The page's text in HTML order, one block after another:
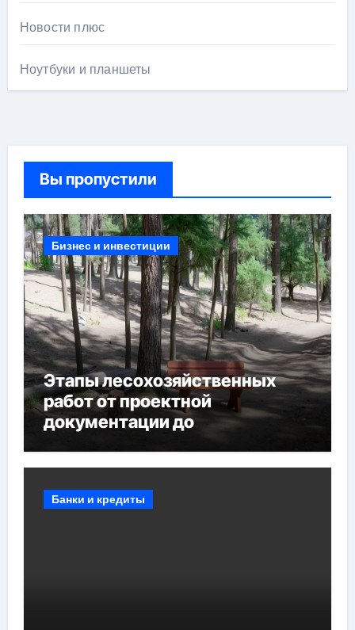
Новости плюс
Ноутбуки и планшеты
Вы пропустили
Бизнес и инвестиции
Этапы лесохозяйственных
работ от проектной
документации до
мероприятий и обустройства
Банки и кредиты